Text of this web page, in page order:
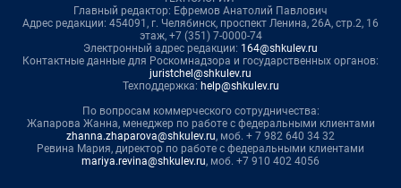
Главный редактор: Ефремов Анатолий Павлович
Адрес редакции: 454091, г. Челябинск, проспект Ленина, 26А, стр.2, 16
этаж, +7 (351) 7-0000-74
Электронный адрес редакции: 164@shkulev.ru
Контактные данные для Роскомнадзора и государственных органов:
juristchel@shkulev.ru
Техподдержка: help@shkulev.ru
По вопросам коммерческого сотрудничества:
Жапарова Жанна, менеджер по работе с федеральными клиентами
zhanna.zhaparova@shkulev.ru, моб. + 7 982 640 34 32
Ревина Мария, директор по работе с федеральными клиентами
mariya.revina@shkulev.ru, моб. +7 910 402 4056